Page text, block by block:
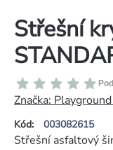
Střešní
Kód: 003082615
Průměrné
hodnocení
produktu
je
Značka:
Střešní asfaltový